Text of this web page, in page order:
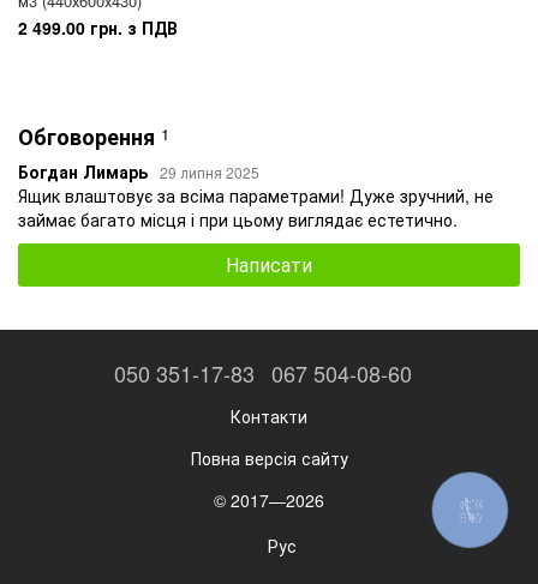
2 499.00 грн. з ПДВ
Обговорення 1
Богдан Лимарь 29 липня 2025
Ящик влаштовує за всіма параметрами! Дуже зручний, не
займає багато місця і при цьому виглядає естетично.
Написати
050 351-17-83 067 504-08-60
Контакти
Повна версія сайту
© 2017—2026
Рус
КНОПКА
ЗВ'ЯЗКУ